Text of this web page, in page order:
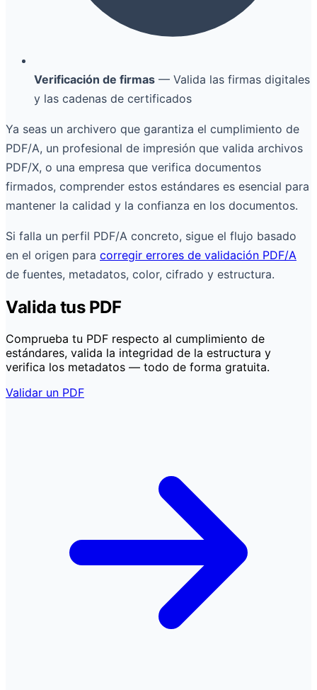
Verificación de firmas — Valida las firmas digitales
y las cadenas de certificados
Ya seas un archivero que garantiza el cumplimiento de
PDF/A, un profesional de impresión que valida archivos
PDF/X, o una empresa que verifica documentos
firmados, comprender estos estándares es esencial para
mantener la calidad y la confianza en los documentos.
Si falla un perfil PDF/A concreto, sigue el flujo basado
en el origen para corregir errores de validación PDF/A
de fuentes, metadatos, color, cifrado y estructura.
Valida tus PDF
Comprueba tu PDF respecto al cumplimiento de
estándares, valida la integridad de la estructura y
verifica los metadatos — todo de forma gratuita.
Validar un PDF